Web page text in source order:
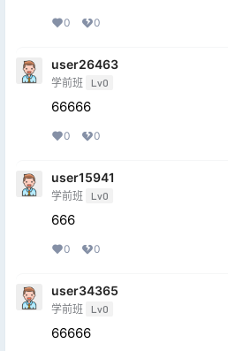
0 0
user26463
学前班 Lv0
66666
0 0
user15941
学前班 Lv0
666
0 0
user34365
学前班 Lv0
66666